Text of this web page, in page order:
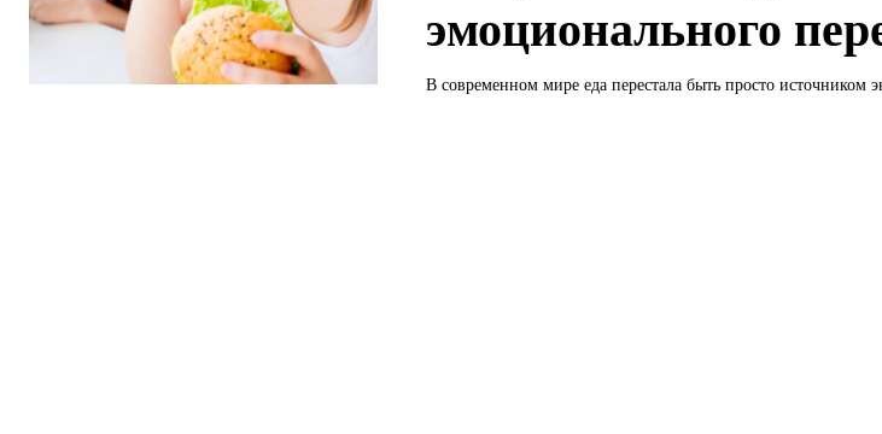
эмоционального
В современном мире еда перестала быть просто источником